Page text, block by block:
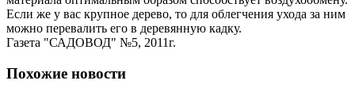
Если же у вас крупное дерево, то для облегчения ухода за ним
можно перевалить его в деревянную кадку.
Газета "САДОВОД" №5, 2011г.
Похожие новости